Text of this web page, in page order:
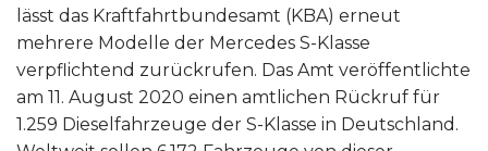
lässt das Kraftfahrtbundesamt (KBA) erneut
mehrere Modelle der Mercedes S-Klasse
verpflichtend zurückrufen. Das Amt veröffentlichte
am 11. August 2020 einen amtlichen Rückruf für
1.259 Dieselfahrzeuge der S-Klasse in Deutschland.